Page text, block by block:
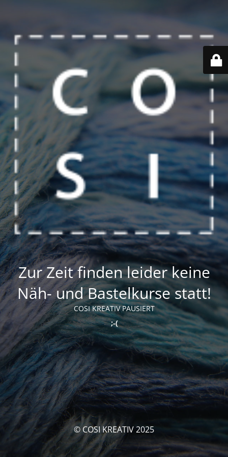
Zur Zeit finden leider keine
Näh- und Bastelkurse statt!
COSI KREATIV PAUSIERT
;-(
© COSI KREATIV 2025